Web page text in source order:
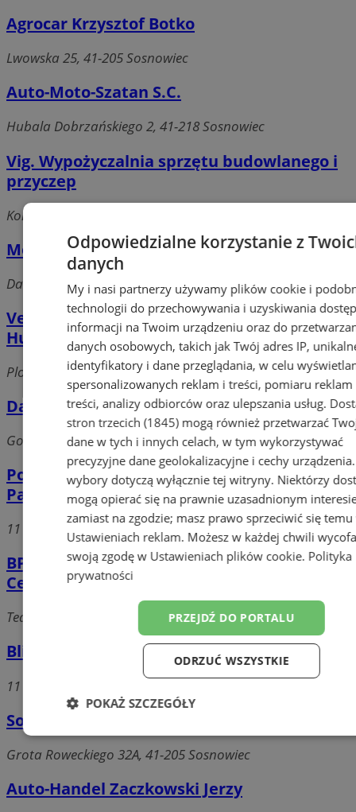
Agrocar Krzysztof Botko
Lwowska 25, 41-205 Sosnowiec
Auto-Moto-Szatan S.C.
Hubala Dobrzańskiego 2, 41-218 Sosnowiec
Vig. Wypożyczalnia sprzętu budowlanego i
przyczep
Komuny Paryskiej 44a, 41-200 Sosnowiec
Mercedes-Benz Sosnowiec Sp. z o.o.
Daimlera 1, 41-209 Sosnowiec
Vector S.C. Firma Handlowo-Usługowa
Hurtownia
Plonów 7A, 41-214 Sosnowiec
Dariusz Nocuń Akumaster
Gospodarcza, 41-200 Sosnowiec
Polski Koncern Naftowy Orlen S.A. Stacja
Paliw nr 224
11 Listopada, 41-219 Sosnowiec
BP Polska S.A. i Spółka Sp.j. Stacja Paliw
Centrum
Teatralna, 41-200 Sosnowiec
Bliska Stacja Paliw
11 Listopada 112, 41-219 Sosnowiec
Soska Sebastian Serwis Audio-Video-TV
Grota Roweckiego 32A, 41-205 Sosnowiec
Auto-Handel Zaczkowski Jerzy
Odpowiedzialne korzystanie z
danych
My i nasi partnerzy używamy plików cookie i
technologii do przechowywania i uzyskiwania
informacji na Twoim urządzeniu oraz do
danych osobowych, takich jak Twój adres IP,
identyfikatory i dane przeglądania, w celu
spersonalizowanych reklam i treści, pomiaru reklam
treści, analizy odbiorców oraz ulepszania usług.
stron trzecich (1845)mogą również przetwarzać
dane w tych i innych celach, w tym wykorzystywać
precyzyjne dane geolokalizacyjne i cechy
wybory dotyczą wyłącznie tej witryny. Niektórzy
mogą opierać się na prawnie uzasadnionym
zamiast na zgodzie; masz prawo sprzeciwić się temu
Ustawieniach reklam. Możesz w każdej chwili
swoją zgodę w Ustawieniach plików cookie. Polityka
prywatności
PRZEJDŹ DO PORTALU
ODRZUĆ WSZYSTKIE
POKAŻ SZCZEGÓŁY
Niezbędne Wydajność
Funkcjonalność